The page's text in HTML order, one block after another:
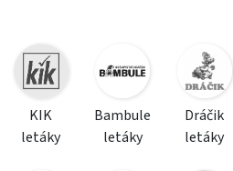
KIK
letáky
Bambule
letáky
Dráčik
letáky